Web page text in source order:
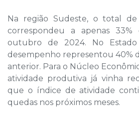
Na região Sudeste, o total de
correspondeu a apenas 33%
outubro de 2024. No
desempenho representou 40%
anterior. Para o Núcleo
atividade produtiva já vinha
que o índice de atividade
quedas nos próximos meses.